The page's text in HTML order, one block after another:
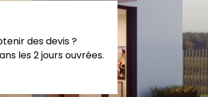
des devis ?
les 2 jours ouvrées.